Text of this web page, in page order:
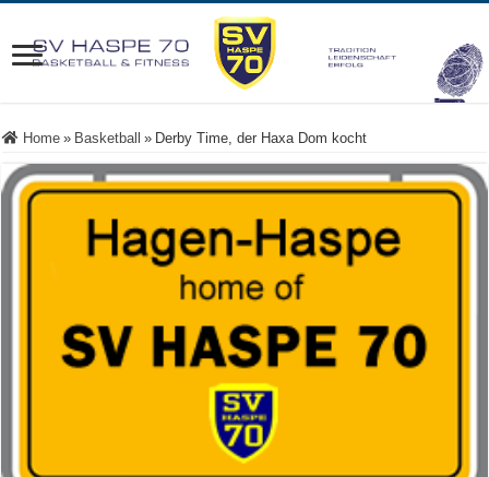
Home » Basketball » Derby Time, der Haxa Dom kocht